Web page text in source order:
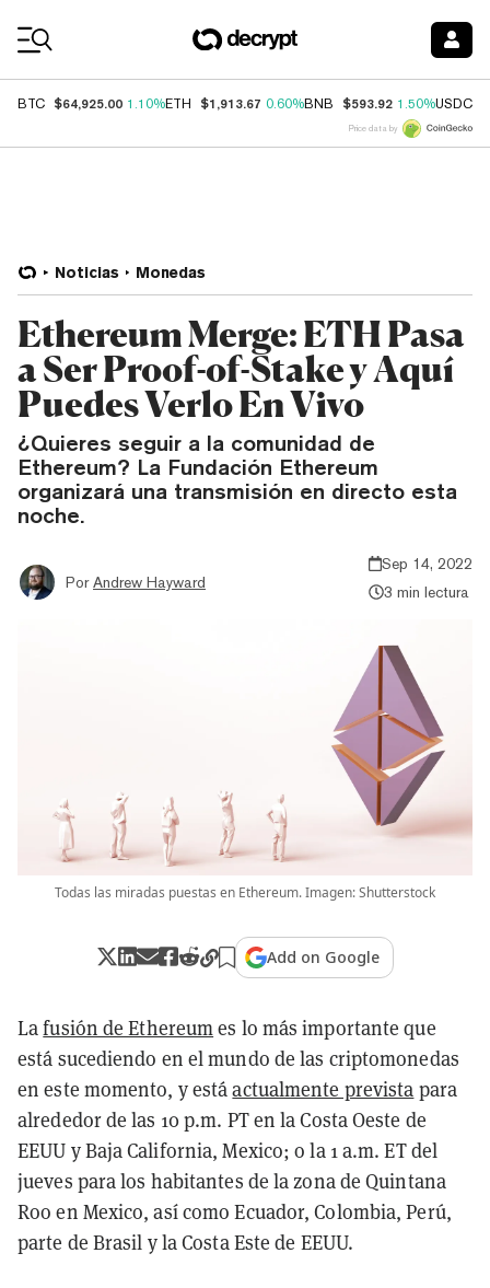
BTC $64,925.00 1.10%ETH $1,913.67 0.60%BNB $593.92 1.50%USDC
Price data by
Noticias Monedas
Ethereum Merge: ETH Pasa
a Ser Proof-of-Stake y Aquí
Puedes Verlo En Vivo
¿Quieres seguir a la comunidad de
Ethereum? La Fundación Ethereum
organizará una transmisión en directo esta
noche.
Por Andrew Hayward
Sep 14, 2022
3 min lectura
Todas las miradas puestas en Ethereum. Imagen: Shutterstock
Add on Google
Lafusión de Ethereumes lo más importante que
está sucediendo en el mundo de las criptomonedas
en este momento, y estáactualmente prevista para
alrededor de las 10 p.m. PT en la Costa Oeste de
EEUU y Baja California, Mexico; o la 1 a.m. ET del
jueves para los habitantes de la zona de Quintana
Roo en Mexico, así como Ecuador, Colombia, Perú,
parte de Brasil y la Costa Este de EEUU.